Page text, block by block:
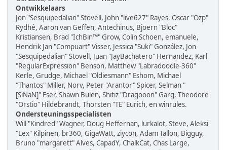
Ontwikkelaars
Jon "Sesquipedalian" Stovell, John "live627" Rayes, Oscar "Ozp"
Rydhé, Aaron van Geffen, Antechinus, Bjoern "Bloc"
Kristiansen, Brad "IchBin™" Grow, Colin Schoen, emanuele,
Hendrik Jan "Compuart" Visser, Jessica "Suki" González, Jon
"Sesquipedalian" Stovell, Juan "JayBachatero" Hernandez, Karl
"RegularExpression" Benson, Matthew "Labradoodle-360"
Kerle, Grudge, Michael "Oldiesmann" Eshom, Michael
"Thantos" Miller, Norv, Peter "Arantor" Spicer, Selman "
[SiNaN]" Eser, Shawn Bulen, Shitiz "Dragooon" Garg, Theodore
"Orstio" Hildebrandt, Thorsten "TE" Eurich, en winrules.
Ondersteuningsspecialisten
Will "Kindred" Wagner, Doug Heffernan, lurkalot, Steve, Aleksi
"Lex" Kilpinen, br360, GigaWatt, ziycon, Adam Tallon, Bigguy,
Bruno "margarett" Alves, CapadY, ChalkCat, Chas Large,